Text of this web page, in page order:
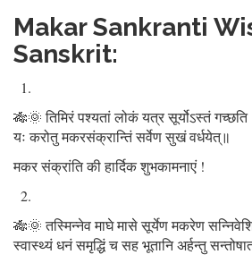
Makar Sankranti
Sanskrit:
🎋🌞 तिमिरं पश्यतां लोकं यत्र सूर्योऽस्तं
यः करोतु मकरसंक्रान्तिं सर्वेण सुखं वर्धयेत्॥
मकर संक्रांति की हार्दिक शुभकामनाएं !
🎋🌞 तस्मिन्नेव माघे मासे सूर्येण मकरेण
स्वास्थ्यं धनं समृद्धिं च सह भूतानि अर्हन्तु